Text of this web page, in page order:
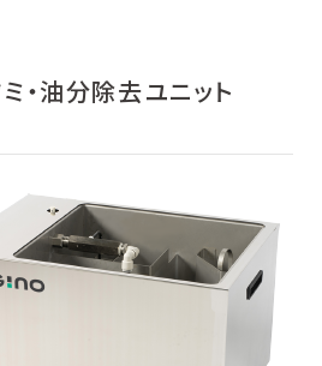
・油分除去ユニット